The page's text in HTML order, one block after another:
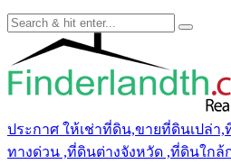
ประกาศ ให้เช่าที่ดิน,ขายที่ดินเปล่
ทางด่วน ,ที่ดินต่างจังหวัด ,ที่ดินใกล้